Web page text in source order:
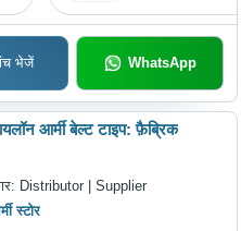
भेजें WhatsApp
आर्मी बेल्ट टाइप: फ़ैब्रिक
Distributor | Supplier
स्टोर